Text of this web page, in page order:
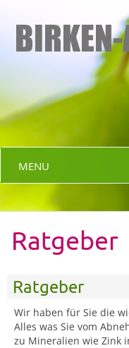
MENU
Ratgeber
Ratgeber
Wir haben für Sie die
Alles was Sie vom
zu Mineralien wie Zink